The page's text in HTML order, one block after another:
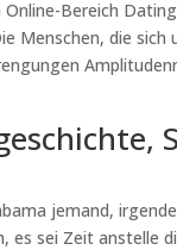
Bereich
Menschen, die
jemand,
es sei Zeit anstelle